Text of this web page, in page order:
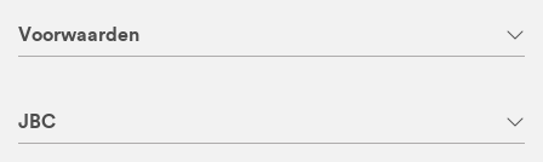
Voorwaarden
JBC